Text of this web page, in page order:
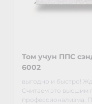
Том учун ППС
6002
выгодно и быстро!
Считаем это высшим
профессионализма.